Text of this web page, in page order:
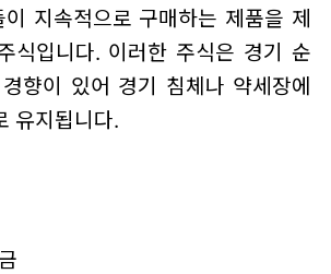
지속적으로 구매하는 제품을 제
식입니다. 이러한 주식은 경기 순
향이 있어 경기 침체나 약세장에
유지됩니다.